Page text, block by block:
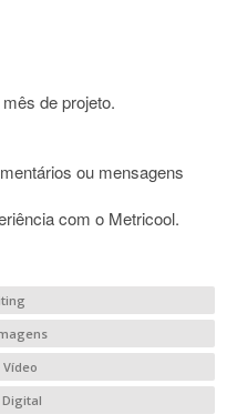
de projeto.
ou mensagens
com o Metricool.
Vídeo